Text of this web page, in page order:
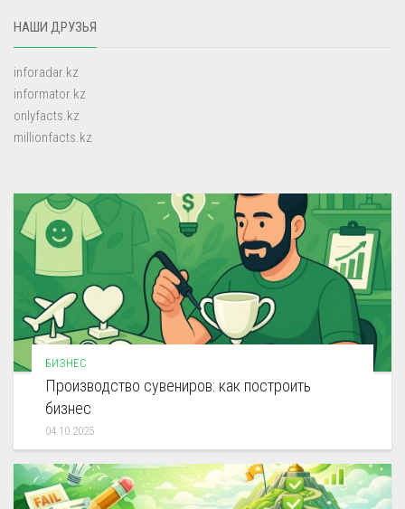
НАШИ ДРУЗЬЯ
inforadar.kz
informator.kz
onlyfacts.kz
millionfacts.kz
БИЗНЕС
Производство сувениров: как построить
бизнес
04.10.2025